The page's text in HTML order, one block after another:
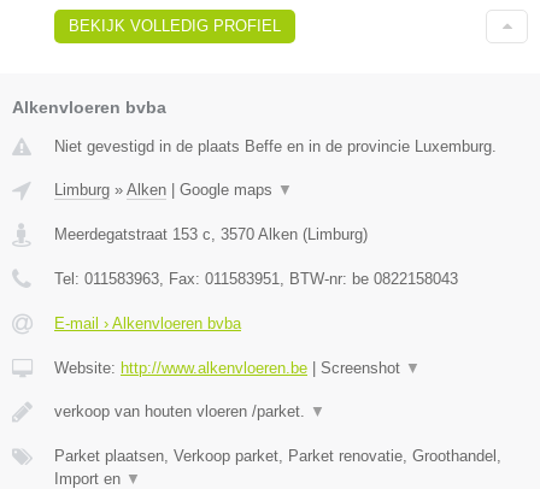
BEKIJK VOLLEDIG PROFIEL
Alkenvloeren bvba
Niet gevestigd in de plaats Beffe en in de provincie Luxemburg.
Limburg » Alken Google maps ▼
Meerdegatstraat 153 c 3570 Alken ( Limburg)
Tel: 011583963 , Fax: 011583951 , BTW-nr: be 0822158043
E-mail › Alkenvloeren bvba
Website: http://www.alkenvloeren.be Screenshot ▼
verkoop van houten vloeren /parket. ▼
Parket plaatsen, Verkoop parket, Parket renovatie, Groothandel,
Import en ▼